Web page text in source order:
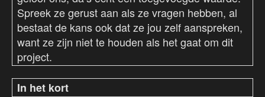
Spreek ze gerust aan als ze vragen hebben, al
bestaat de kans ook dat ze jou zelf aanspreken,
want ze zijn niet te houden als het gaat om dit
project.
In het kort